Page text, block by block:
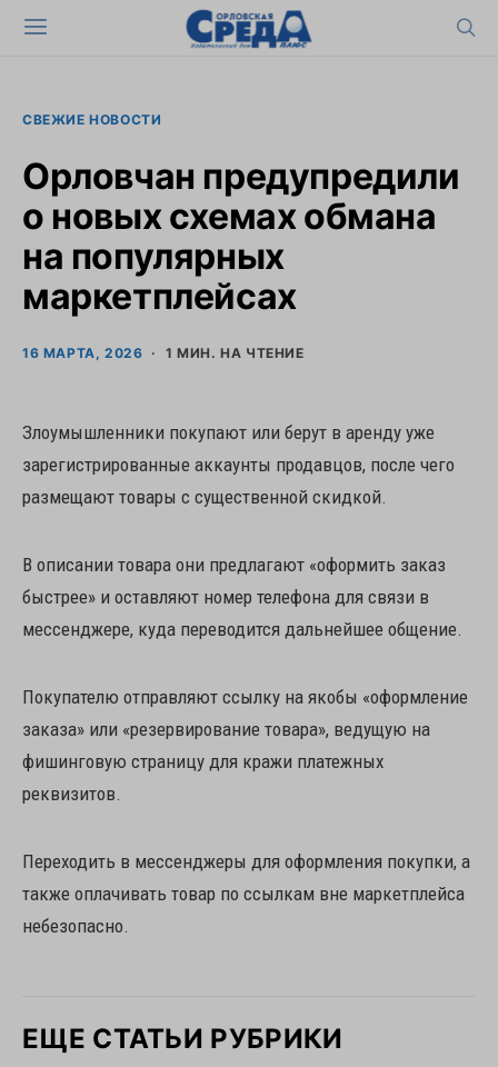
СВЕЖИЕ НОВОСТИ
Орловчан предупредили
о новых схемах обмана
на популярных
маркетплейсах
16 МАРТА, 2026 1 МИН. НА ЧТЕНИЕ
Злоумышленники покупают или берут в аренду уже
зарегистрированные аккаунты продавцов, после чего
размещают товары с существенной скидкой.
В описании товара они предлагают «оформить заказ
быстрее» и оставляют номер телефона для связи в
мессенджере, куда переводится дальнейшее общение.
Покупателю отправляют ссылку на якобы «оформление
заказа» или «резервирование товара», ведущую на
фишинговую страницу для кражи платежных
реквизитов.
Переходить в мессенджеры для оформления покупки, а
также оплачивать товар по ссылкам вне маркетплейса
небезопасно.
ЕЩЕ СТАТЬИ РУБРИКИ